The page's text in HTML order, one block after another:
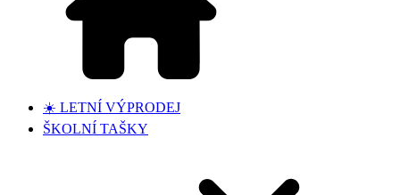
☀️ LETNÍ VÝPRODEJ
ŠKOLNÍ TAŠKY